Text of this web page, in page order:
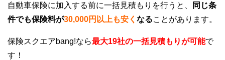
自動車保険に加入する前に一括見積もりを行うと、
同じ条
件でも保険料が30,000円以上も安く なることがあります。
保険スクエアbang!なら最大19社の一括見積もりが可能で
す！